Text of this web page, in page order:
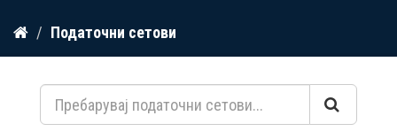
Прескокнете
содржина
Податочни сетови